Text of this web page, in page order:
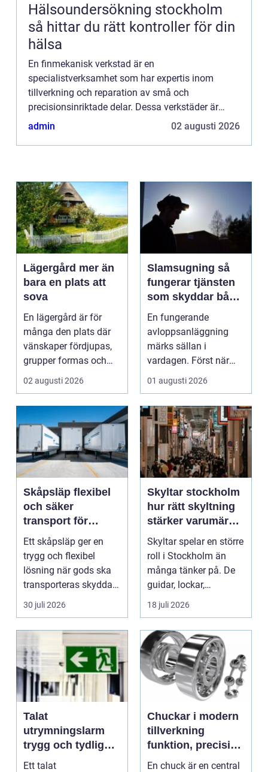
Hälsoundersökning stockholm
så hittar du rätt kontroller för din
hälsa
En finmekanisk verkstad är en
specialistverksamhet som har expertis inom
tillverkning och reparation av små och
precisionsinriktade delar. Dessa verkstäder är
avgörande för att möta behoven hos
admin 02 augusti 2026
Lägergård mer än
bara en plats att
sova
En lägergård är för
många den plats där
vänskaper fördjupas,
grupper formas och
viktiga samtal får t...
02 augusti 2026
Slamsugning så
fungerar tjänsten
som skyddar både
hus och miljö
En fungerande
avloppsanläggning
märks sällan i
vardagen. Först när
brunnar svämmar över,
avlopp börj...
01 augusti 2026
Skåpsläp flexibel
och säker
transport för
företag och
privatpersoner
Ett skåpsläp ger en
trygg och flexibel
lösning när gods ska
transporteras skyddat
mot väder, insyn o...
30 juli 2026
Skyltar stockholm
hur rätt skyltning
stärker varumärket
i stadsmiljön
Skyltar spelar en större
roll i Stockholm än
många tänker på. De
guidar, lockar,
inspirerar och skap...
18 juli 2026
Talat
utrymningslarm
trygg och tydlig
vägledning vid kris
Ett talat
Chuckar i modern
tillverkning
funktion, precision
och smarta val
En chuck är en central